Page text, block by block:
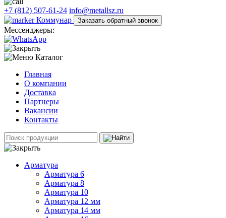
+7 (812) 507-61-24 info@metallsz.ru
Коммунар
Заказать обратный звонок
Мессенджеры:
Каталог
Главная
О компании
Доставка
Партнеры
Вакансии
Контакты
Арматура
Арматура 6
Арматура 8
Арматура 10
Арматура 12 мм
Арматура 14 мм